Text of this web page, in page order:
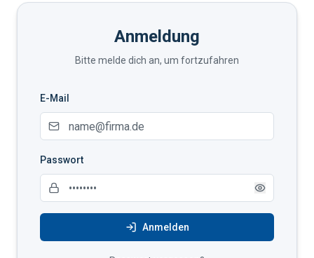
Anmeldung
Bitte melde dich an, um fortzufahren
E-Mail
Passwort
Anmelden